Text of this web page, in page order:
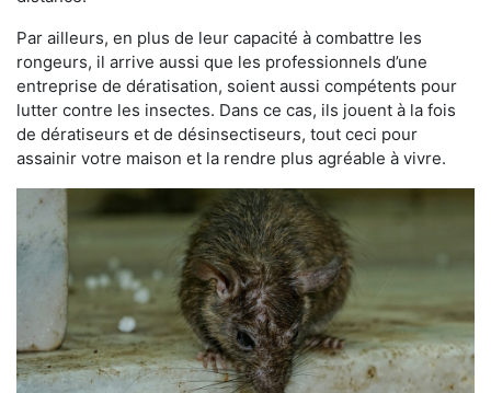
Par ailleurs, en plus de leur capacité à combattre les
rongeurs, il arrive aussi que les professionnels d’une
entreprise de dératisation, soient aussi compétents pour
lutter contre les insectes. Dans ce cas, ils jouent à la fois
de dératiseurs et de désinsectiseurs, tout ceci pour
assainir votre maison et la rendre plus agréable à vivre.